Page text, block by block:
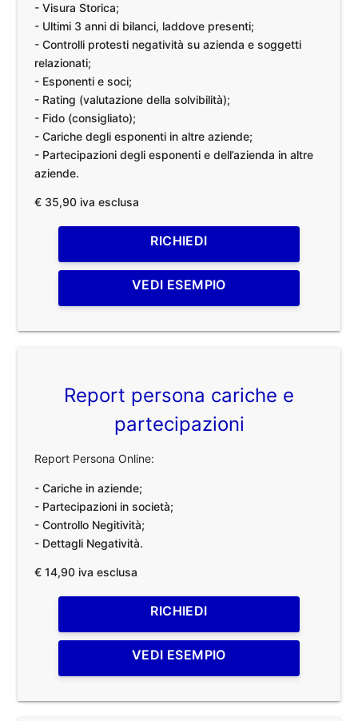
- Visura Storica;
- Ultimi 3 anni di bilanci, laddove presenti;
- Controlli protesti negatività su azienda e soggetti
relazionati;
- Esponenti e soci;
- Rating (valutazione della solvibilità);
- Fido (consigliato);
- Cariche degli esponenti in altre aziende;
- Partecipazioni degli esponenti e dell’azienda in altre
aziende.
€ 35,90 iva esclusa
RICHIEDI
VEDI ESEMPIO
Report persona cariche e
partecipazioni
Report Persona Online:
- Cariche in aziende;
- Partecipazioni in società;
- Controllo Negitività;
- Dettagli Negatività.
€ 14,90 iva esclusa
RICHIEDI
VEDI ESEMPIO